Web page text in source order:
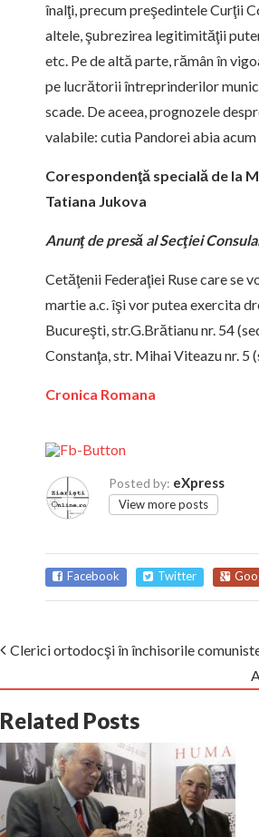
înalţi, precum preşedintele Curţii
altele, şubrezirea legitimităţii
etc. Pe de altă parte, rămân în
pe lucrătorii întreprinderilor
scade. De aceea, prognozele
valabile: cutia Pandorei abia acum
Corespondenţă specială de la
Tatiana Jukova
Anunţ de presă al Secţiei
Cetăţenii Federaţiei Ruse care se
martie a.c. îşi vor putea exercita
Bucureşti, str.G.Brătianu nr. 54
Constanţa, str. Mihai Viteazu nr. 5
Cronica Romana
Posted by: eXpress
View more posts
Facebook Twitter
Clerici ortodocşi în închisorile
Related Posts